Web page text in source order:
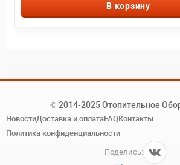
В корзину
© 2014-2025 Отопительное
НовостиДоставка и оплатаFAQКонтакты
Политика конфиденциальности
Поделись: